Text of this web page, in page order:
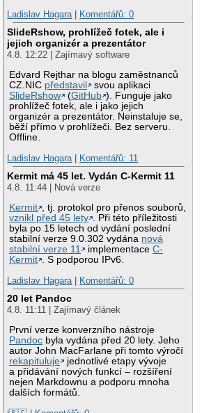
Ladislav Hagara | Komentářů: 0
SlideRshow, prohlížeč fotek, ale i
jejich organizér a prezentátor
4.8. 12:22 | Zajímavý software
Edvard Rejthar na blogu zaměstnanců
CZ.NIC představil
svou aplikaci
SlideRshow
(GitHub ). Funguje jako
prohlížeč fotek, ale i jako jejich
organizér a prezentátor. Neinstaluje se,
běží přímo v prohlížeči. Bez serveru.
Offline.
Ladislav Hagara | Komentářů: 11
Kermit má 45 let. Vydán C-Kermit 11
4.8. 11:44 | Nová verze
Kermit , tj. protokol pro přenos souborů,
vznikl před 45 lety . Při této příležitosti
byla po 15 letech od vydání poslední
stabilní verze 9.0.302 vydána nová
stabilní verze 11
implementaceC-
Kermit . S podporou IPv6.
Ladislav Hagara | Komentářů: 0
20 let Pandoc
4.8. 11:11 | Zajímavý článek
První verze konverzního nástroje
Pandoc byla vydána před 20 lety. Jeho
autor John MacFarlane při tomto výročí
rekapituluje
jednotlivé etapy vývoje
a přidávání nových funkcí – rozšíření
nejen Markdownu a podporu mnoha
dalších formátů.